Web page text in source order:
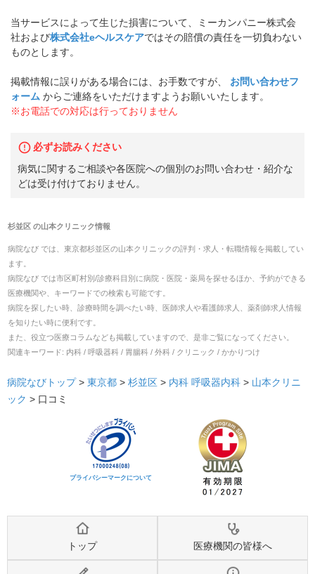
当サービスによって生じた損害について、ミーカンパニー株式会
社および株式会社eヘルスケアではその賠償の責任を一切負わない
ものとします。
掲載情報に誤りがある場合には、お手数ですが、
お問い合わせフ
ォーム からご連絡をいただけますようお願いいたします。
※お電話での対応は行っておりません
必ずお読みください
病気に関するご相談や各医院への個別のお問い合わせ・紹介な
どは受け付けておりません。
杉並区 の山本クリニック情報
病院なび では、 東京都杉並区の山本クリニックの評判・求人・転職情報を掲載してい
ます。
病院なび では市区町村別/診療科目別に病院・医院・薬局を探せるほか、予約ができる
医療機関や、キーワードでの検索も可能です。
病院を探したい時、診療時間を調べたい時、医師求人や看護師求人、薬剤師求人情報
を知りたい時に便利です。
また、役立つ医療コラムなども掲載していますので、是非ご覧になってください。
関連キーワード: 内科 / 呼吸器科 / 胃腸科 / 外科 / クリニック / かかりつけ
病院なびトップ > 東京都 > 杉並区 > 内科 呼吸器内科 > 山本クリニ
ック > 口コミ
プライバシーマークについて
トップ 医療機関の皆様へ